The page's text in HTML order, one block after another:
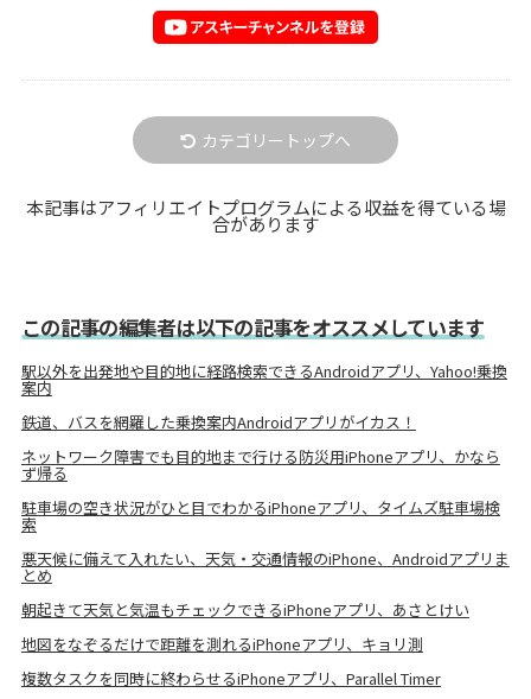
カテゴリートップへ
本記事はアフィリエイトプログラムによる収益を得ている場
合があります
この記事の編集者は以下の記事をオススメしています
駅以外を出発地や目的地に経路検索できるAndroidアプリ、Yahoo!乗換
案内
鉄道、バスを網羅した乗換案内Androidアプリがイカス！
ネットワーク障害でも目的地まで行ける防災用iPhoneアプリ、かなら
ず帰る
駐車場の空き状況がひと目でわかるiPhoneアプリ、タイムズ駐車場検
索
悪天候に備えて入れたい、天気・交通情報のiPhone、Androidアプリま
とめ
朝起きて天気と気温もチェックできるiPhoneアプリ、あさとけい
地図をなぞるだけで距離を測れるiPhoneアプリ、キョリ測
複数タスクを同時に終わらせるiPhoneアプリ、Parallel Timer